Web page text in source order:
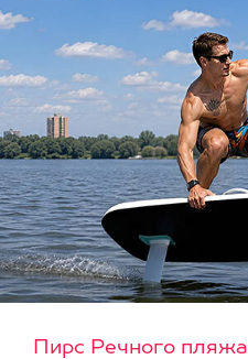
Пирс Речного пляжа